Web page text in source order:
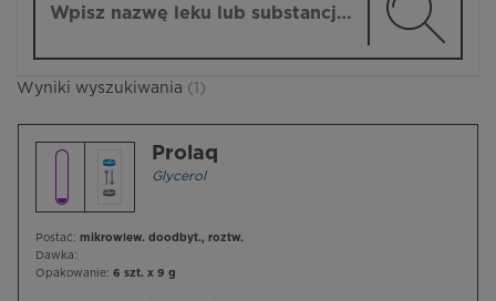
Wyniki wyszukiwania (1)
Prolaq
Glycerol
Postać: mikrowlew. doodbyt., roztw.
Dawka:
Opakowanie: 6 szt. x 9 g